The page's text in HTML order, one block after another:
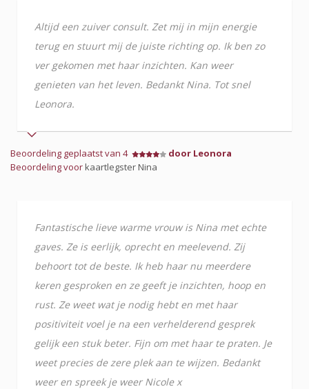
Altijd een zuiver consult. Zet mij in mijn energie
terug en stuurt mij de juiste richting op. Ik ben zo
ver gekomen met haar inzichten. Kan weer
genieten van het leven. Bedankt Nina. Tot snel
Leonora.
Beoordeling geplaatst van 4
door Leonora
Beoordeling voorkaartlegster Nina
Fantastische lieve warme vrouw is Nina met echte
gaves. Ze is eerlijk, oprecht en meelevend. Zij
behoort tot de beste. Ik heb haar nu meerdere
keren gesproken en ze geeft je inzichten, hoop en
rust. Ze weet wat je nodig hebt en met haar
positiviteit voel je na een verhelderend gesprek
gelijk een stuk beter. Fijn om met haar te praten. Je
weet precies de zere plek aan te wijzen. Bedankt
weer en spreek je weer Nicole x